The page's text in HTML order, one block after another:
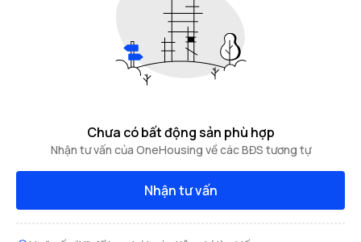
Chưa có bất động sản phù hợp
Nhận tư vấn của OneHousing về các BĐS tương tự
Nhận tư vấn